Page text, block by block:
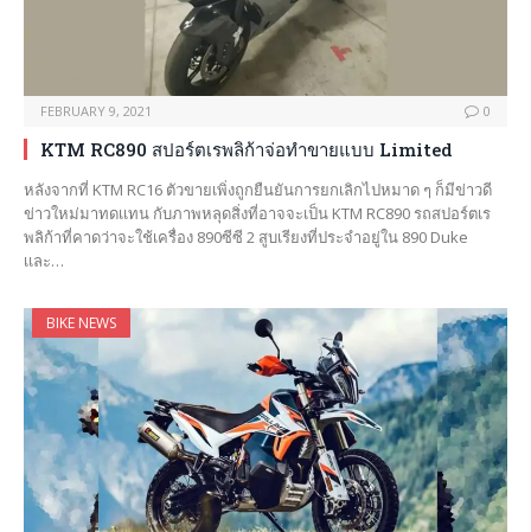
FEBRUARY 9, 2021 0
KTM RC890 สปอร์ตเรพลิก้าจ่อทำขายแบบ Limited
หลังจากที่ KTM RC16 ตัวขายเพิ่งถูกยืนยันการยกเลิกไปหมาด ๆ ก็มีข่าวดี
ข่าวใหม่มาทดเเทน กับภาพหลุดสิ่งที่อาจจะเป็น KTM RC890 รถสปอร์ตเร
พลิก้าที่คาดว่าจะใช้เครื่อง 890ซีซี 2 สูบเรียงที่ประจำอยู่ใน 890 Duke
เเละ…
BIKE NEWS